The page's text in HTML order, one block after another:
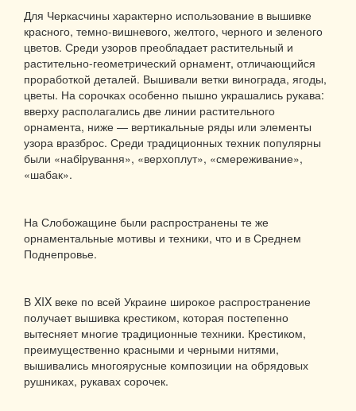
Для Черкасчины характерно использование в вышивке
красного, темно-вишневого, желтого, черного и зеленого
цветов. Среди узоров преобладает растительный и
растительно-геометрический орнамент, отличающийся
проработкой деталей. Вышивали ветки винограда, ягоды,
цветы. На сорочках особенно пышно украшались рукава:
вверху располагались две линии растительного
орнамента, ниже — вертикальные ряды или элементы
узора вразброс. Среди традиционных техник популярны
были «набiрування», «верхоплут», «смереживание»,
«шабак».
На Слобожащине были распространены те же
орнаментальные мотивы и техники, что и в Среднем
Поднепровье.
В XIX веке по всей Украине широкое распространение
получает вышивка крестиком, которая постепенно
вытесняет многие традиционные техники. Крестиком,
преимущественно красными и черными нитями,
вышивались многоярусные композиции на обрядовых
рушниках, рукавах сорочек.